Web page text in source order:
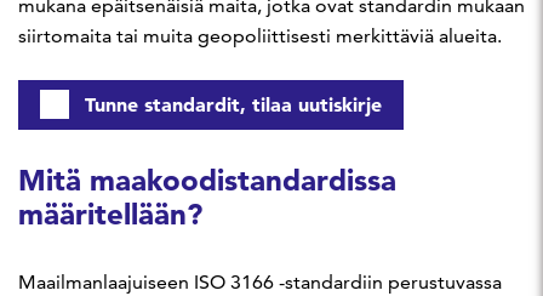
mukana epäitsenäisiä maita, jotka ovat standardin mukaan
siirtomaita tai muita geopoliittisesti merkittäviä alueita.
Tunne standardit, tilaa uutiskirje
Mitä maakoodistandardissa
määritellään?
Maailmanlaajuiseen ISO 3166 -standardiin perustuvassa